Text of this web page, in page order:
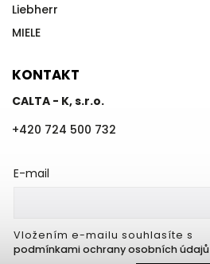
Liebherr
MIELE
KONTAKT
CALTA - K, s.r.o.
+420 724 500 732
E-mail
Vložením e-mailu souhlasíte s
podmínkami ochrany osobních údajů